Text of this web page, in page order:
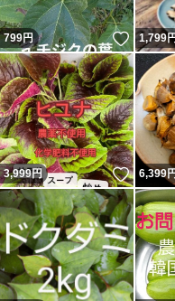
799円 いい
1,799
3,999円 いいね
6,399円